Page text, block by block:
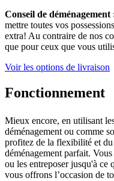
Conseil de déménagement
mettre toutes vos
extra! Au contraire de nos
que pour ceux que vous
Voir les options de livraison
Fonctionnement
Mieux encore, en utilisant
déménagement ou comme
profitez de la flexibilité et
déménagement parfait.
ou les entreposer jusqu'à ce
vous offrons l’occasion de